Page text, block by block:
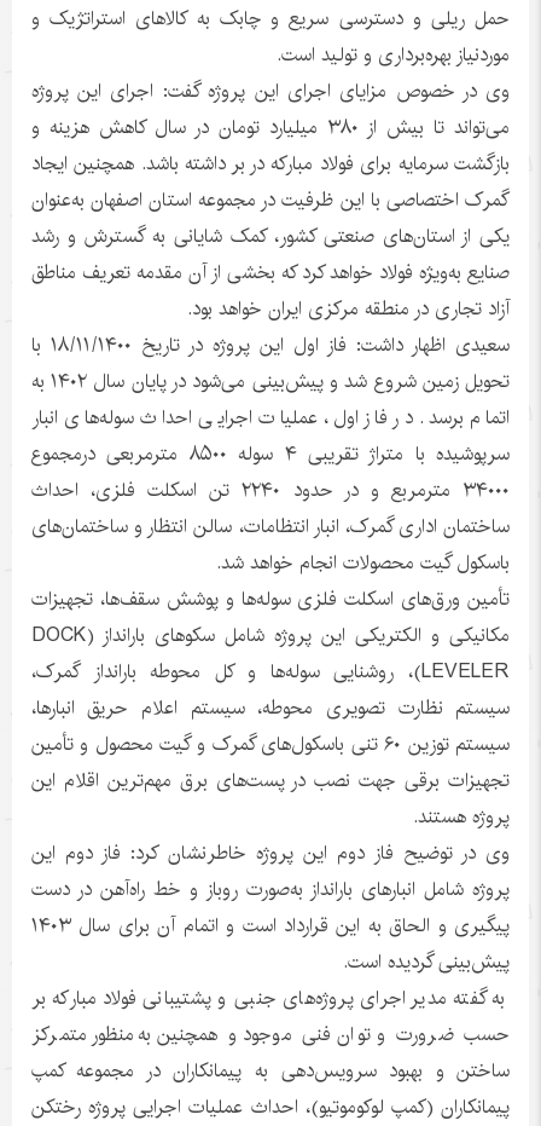
حمل ریلی و دسترسی سریع و چابک به کالاهای استراتژیک و
موردنیاز بهره‌برداری و تولید است.
وی در خصوص مزایای اجرای این پروژه گفت: اجرای این پروژه
می‌تواند تا بیش از ۳۸۰ میلیارد تومان در سال کاهش هزینه و
بازگشت سرمایه برای فولاد مبارکه در بر داشته باشد. همچنین ایجاد
گمرک اختصاصی با این ظرفیت در مجموعه استان اصفهان به‌عنوان
یکی از استان‌های صنعتی کشور، کمک شایانی به گسترش و رشد
صنایع به‌ویژه فولاد خواهد کرد که بخشی از آن مقدمه تعریف مناطق
آزاد تجاری در منطقه مرکزی ایران خواهد بود.
سعیدی اظهار داشت: فاز اول این پروژه در تاریخ ۱۸/۱۱/۱۴۰۰ با
تحویل زمین شروع شد و پیش‌بینی می‌شود در پایان سال ۱۴۰۲ به
اتمام برسد. در فاز اول، عملیات اجرایی احداث سوله‌های انبار
سرپوشیده با متراژ تقریبی ۴ سوله ۸۵۰۰ مترمربعی درمجموع
۳۴۰۰۰ مترمربع و در حدود ۲۲۴۰ تن اسکلت فلزی، احداث
ساختمان اداری گمرک، انبار انتظامات، سالن انتظار و ساختمان‌های
باسکول گیت محصولات انجام خواهد شد.
تأمین ورق‌های اسکلت فلزی سوله‌ها و پوشش سقف‌ها، تجهیزات
مکانیکی و الکتریکی این پروژه شامل سکوهای بارانداز (DOCK
LEVELER)، روشنایی سوله‌ها و کل محوطه بارانداز گمرک،
سیستم نظارت تصویری محوطه، سیستم اعلام حریق انبارها،
سیستم توزین ۶۰ تنی باسکول‌های گمرک و گیت محصول و تأمین
تجهیزات برقی جهت نصب در پست‌های برق مهم‌ترین اقلام این
پروژه هستند.
وی در توضیح فاز دوم این پروژه خاطرنشان کرد: فاز دوم این
پروژه شامل انبارهای بارانداز به‌صورت روباز و خط راه‌آهن در دست
پیگیری و الحاق به این قرارداد است و اتمام آن برای سال ۱۴۰۳
پیش‌بینی گردیده است.
به گفته مدیر اجرای پروژه‌های جنبی و پشتیبانی فولاد مبارکه بر
حسب ضرورت و توان فنی موجود و همچنین به‌منظور متمرکز
ساختن و بهبود سرویس‌دهی به پیمانکاران در مجموعه کمپ
پیمانکاران (کمپ لوکوموتیو)، احداث عملیات اجرایی پروژه رختکن